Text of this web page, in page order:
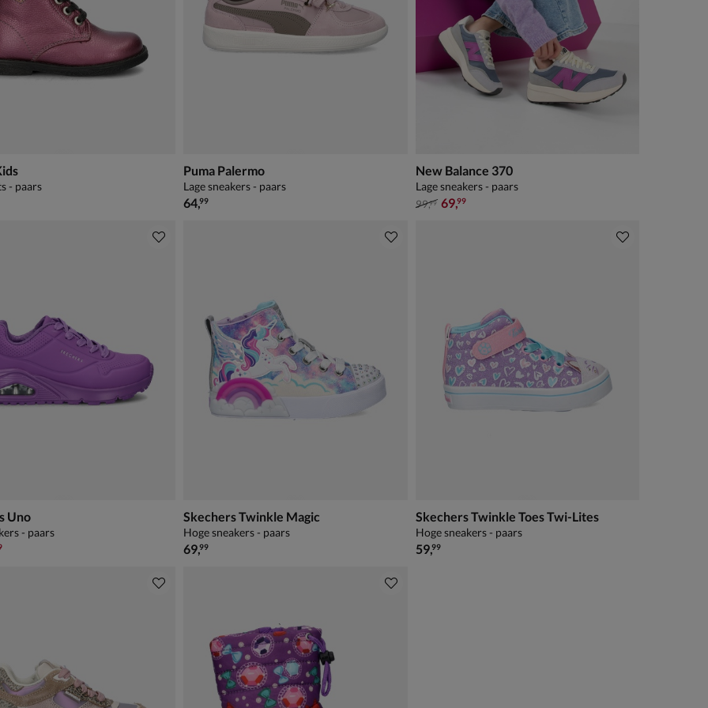
- paars
Puma Palermo
Lage sneakers - paars
€ 64,99
64,99
New Balance 370
Lage sneakers - paars
van € 99,99 voor € 69,99
99,99 69,99
Uno
- paars
voor € 48,99
Skechers Twinkle Magic
Hoge sneakers - paars
€ 69,99
69,99
Skechers Twinkle Toes Twi-Lites
Hoge sneakers - paars
€ 59,99
59,99